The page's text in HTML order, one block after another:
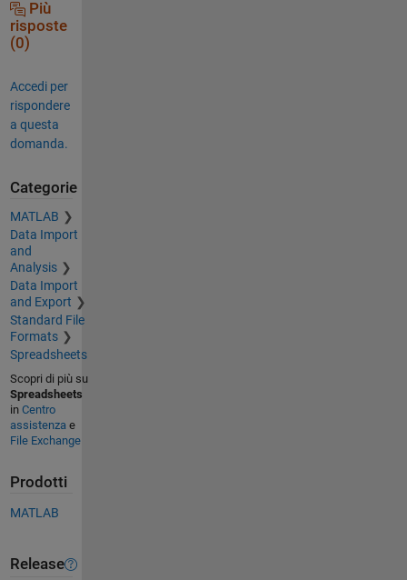
Più
risposte
(0)
Accedi per
rispondere
a questa
domanda.
Categorie
MATLAB
Data Import
and
Analysis
Data Import
and Export
Standard File
Formats
Spreadsheets
Scopri di più su
Spreadsheets
in Centro
assistenzae
File Exchange
Prodotti
MATLAB
Release